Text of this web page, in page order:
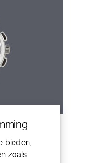
bieden,
zoals
Calendar